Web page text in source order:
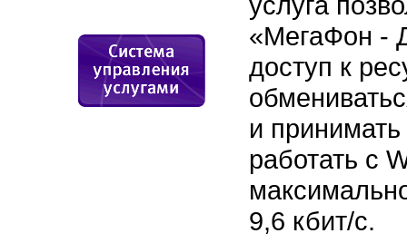
«МегаФон -
доступ к
и
работать с
9,6 кбит/с.